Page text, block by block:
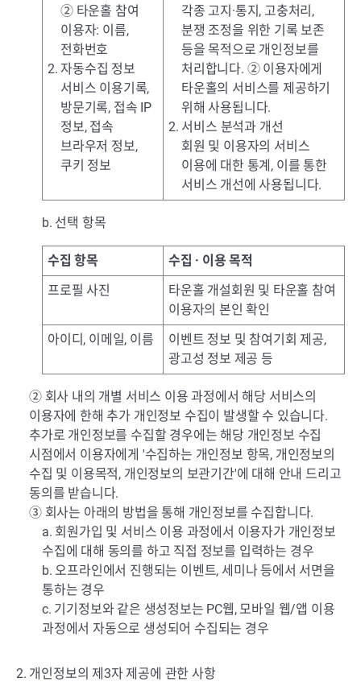
② 타운홀 참여
이용자: 이름,
전화번호
2. 자동수집 정보
서비스 이용기록,
방문기록, 접속 IP
정보, 접속
브라우저 정보,
쿠키 정보
각종 고지·통지, 고충처리,
분쟁 조정을 위한 기록 보존
등을 목적으로 개인정보를
처리합니다. ② 이용자에게
타운홀의 서비스를 제공하기
위해 사용됩니다.
2. 서비스 분석과 개선
회원 및 이용자의 서비스
이용에 대한 통계, 이를 통한
서비스 개선에 사용됩니다.
b. 선택 항목
수집 항목
수집 · 이용 목적
프로필 사진
타운홀 개설회원 및 타운홀 참여
이용자의 본인 확인
아이디, 이메일, 이름
이벤트 정보 및 참여기회 제공,
광고성 정보 제공 등
② 회사 내의 개별 서비스 이용 과정에서 해당 서비스의
이용자에 한해 추가 개인정보 수집이 발생할 수 있습니다.
추가로 개인정보를 수집할 경우에는 해당 개인정보 수집
시점에서 이용자에게 '수집하는 개인정보 항목, 개인정보의
수집 및 이용목적, 개인정보의 보관기간'에 대해 안내 드리고
동의를 받습니다.
③ 회사는 아래의 방법을 통해 개인정보를 수집합니다.
a. 회원가입 및 서비스 이용 과정에서 이용자가 개인정보
수집에 대해 동의를 하고 직접 정보를 입력하는 경우
b. 오프라인에서 진행되는 이벤트, 세미나 등에서 서면을
통하는 경우
c. 기기정보와 같은 생성정보는 PC웹, 모바일 웹/앱 이용
과정에서 자동으로 생성되어 수집되는 경우
2. 개인정보의 제3자 제공에 관한 사항